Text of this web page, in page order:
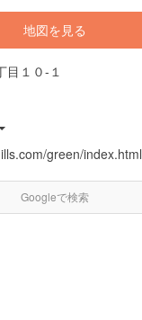
地図を見る
目１０-１
green/index.html
Googleで検索